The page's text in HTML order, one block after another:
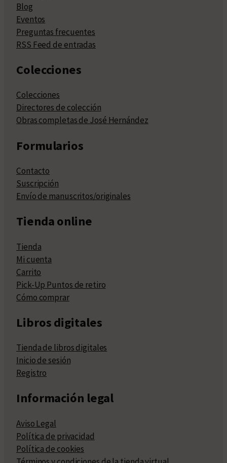
Blog
Eventos
Preguntas frecuentes
RSS Feed de entradas
Colecciones
Colecciones
Directores de colección
Obras completas de José Hernández
Formularios
Contacto
Suscripción
Envío de manuscritos/originales
Tienda online
Tienda
Mi cuenta
Carrito
Pick-Up Puntos de retiro
Cómo comprar
Libros digitales
Tienda de libros digitales
Inicio de sesión
Registro
Información legal
Aviso Legal
Política de privacidad
Política de cookies